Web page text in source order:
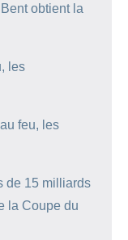
obtient la
les
feu, les
de 15 milliards
la Coupe du